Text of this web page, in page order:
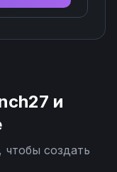
и
чтобы создать